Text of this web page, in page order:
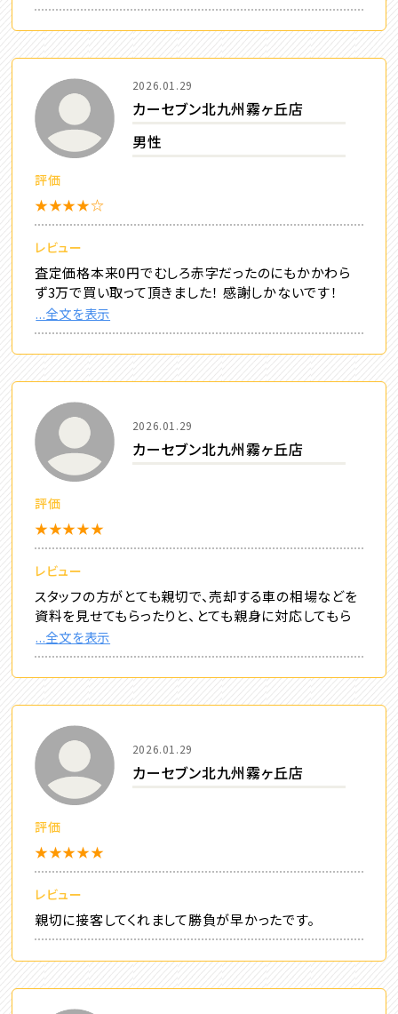
2026.01.29
カーセブン北九州霧ヶ丘店
男性
評価
★★★★☆
レビュー
査定価格本来0円でむしろ赤字だったのにもかかわら
ず3万で買い取って頂きました！ 感謝しかないです！
...全文を表示
2026.01.29
カーセブン北九州霧ヶ丘店
評価
★★★★★
レビュー
スタッフの方がとても親切で、売却する車の相場などを
資料を見せてもらったりと、とても親身に対応してもら
...全文を表示
2026.01.29
カーセブン北九州霧ヶ丘店
評価
★★★★★
レビュー
親切に接客してくれまして勝負が早かったです。